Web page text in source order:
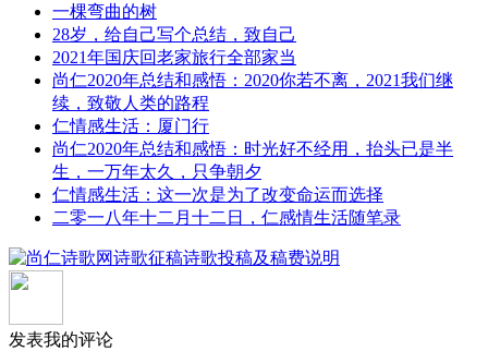
一棵弯曲的树
28岁，给自己写个总结，致自己
2021年国庆回老家旅行全部家当
尚仁2020年总结和感悟：2020你若不离，2021我们继
续，致敬人类的路程
仁情感生活：厦门行
尚仁2020年总结和感悟：时光好不经用，抬头已是半
生，一万年太久，只争朝夕
仁情感生活：这一次是为了改变命运而选择
二零一八年十二月十二日，仁感情生活随笔录
发表我的评论